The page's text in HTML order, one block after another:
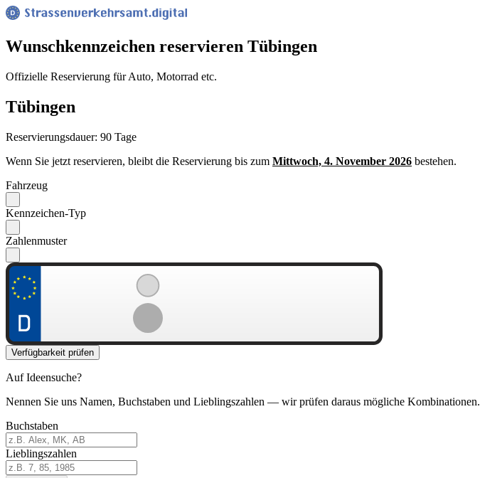
Wunsch­kennzeichen reservieren Tübingen
Offizielle Reservierung für Auto, Motorrad etc.
Tübingen
Reservierungsdauer: 90 Tage
Wenn Sie jetzt reservieren, bleibt die Reservierung bis zum Mittwoch, 4. November 2026 bestehen.
Fahrzeug
Kennzeichen-Typ
Zahlenmuster
Verfügbarkeit prüfen
Auf Ideensuche?
Nennen Sie uns Namen, Buchstaben und Lieblingszahlen — wir prüfen daraus mögliche Kombinationen.
Buchstaben
Lieblingszahlen